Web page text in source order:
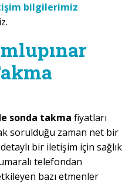
bilgilerimiz
sonda takma fiyatları
sorulduğu zaman net bir
bir iletişim için sağlık
telefondan
bazı etmenler